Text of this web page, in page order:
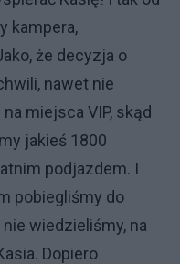
kampera,
że decyzja o
nawet nie
miejsca VIP, skąd
jakieś 1800
podjazdem. I
pobiegliśmy do
wiedzieliśmy, na
Dopiero